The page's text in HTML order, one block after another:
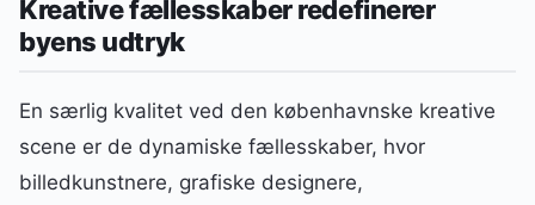
Kreative fællesskaber redefinerer
byens udtryk
En særlig kvalitet ved den københavnske kreative
scene er de dynamiske fællesskaber, hvor
billedkunstnere, grafiske designere,